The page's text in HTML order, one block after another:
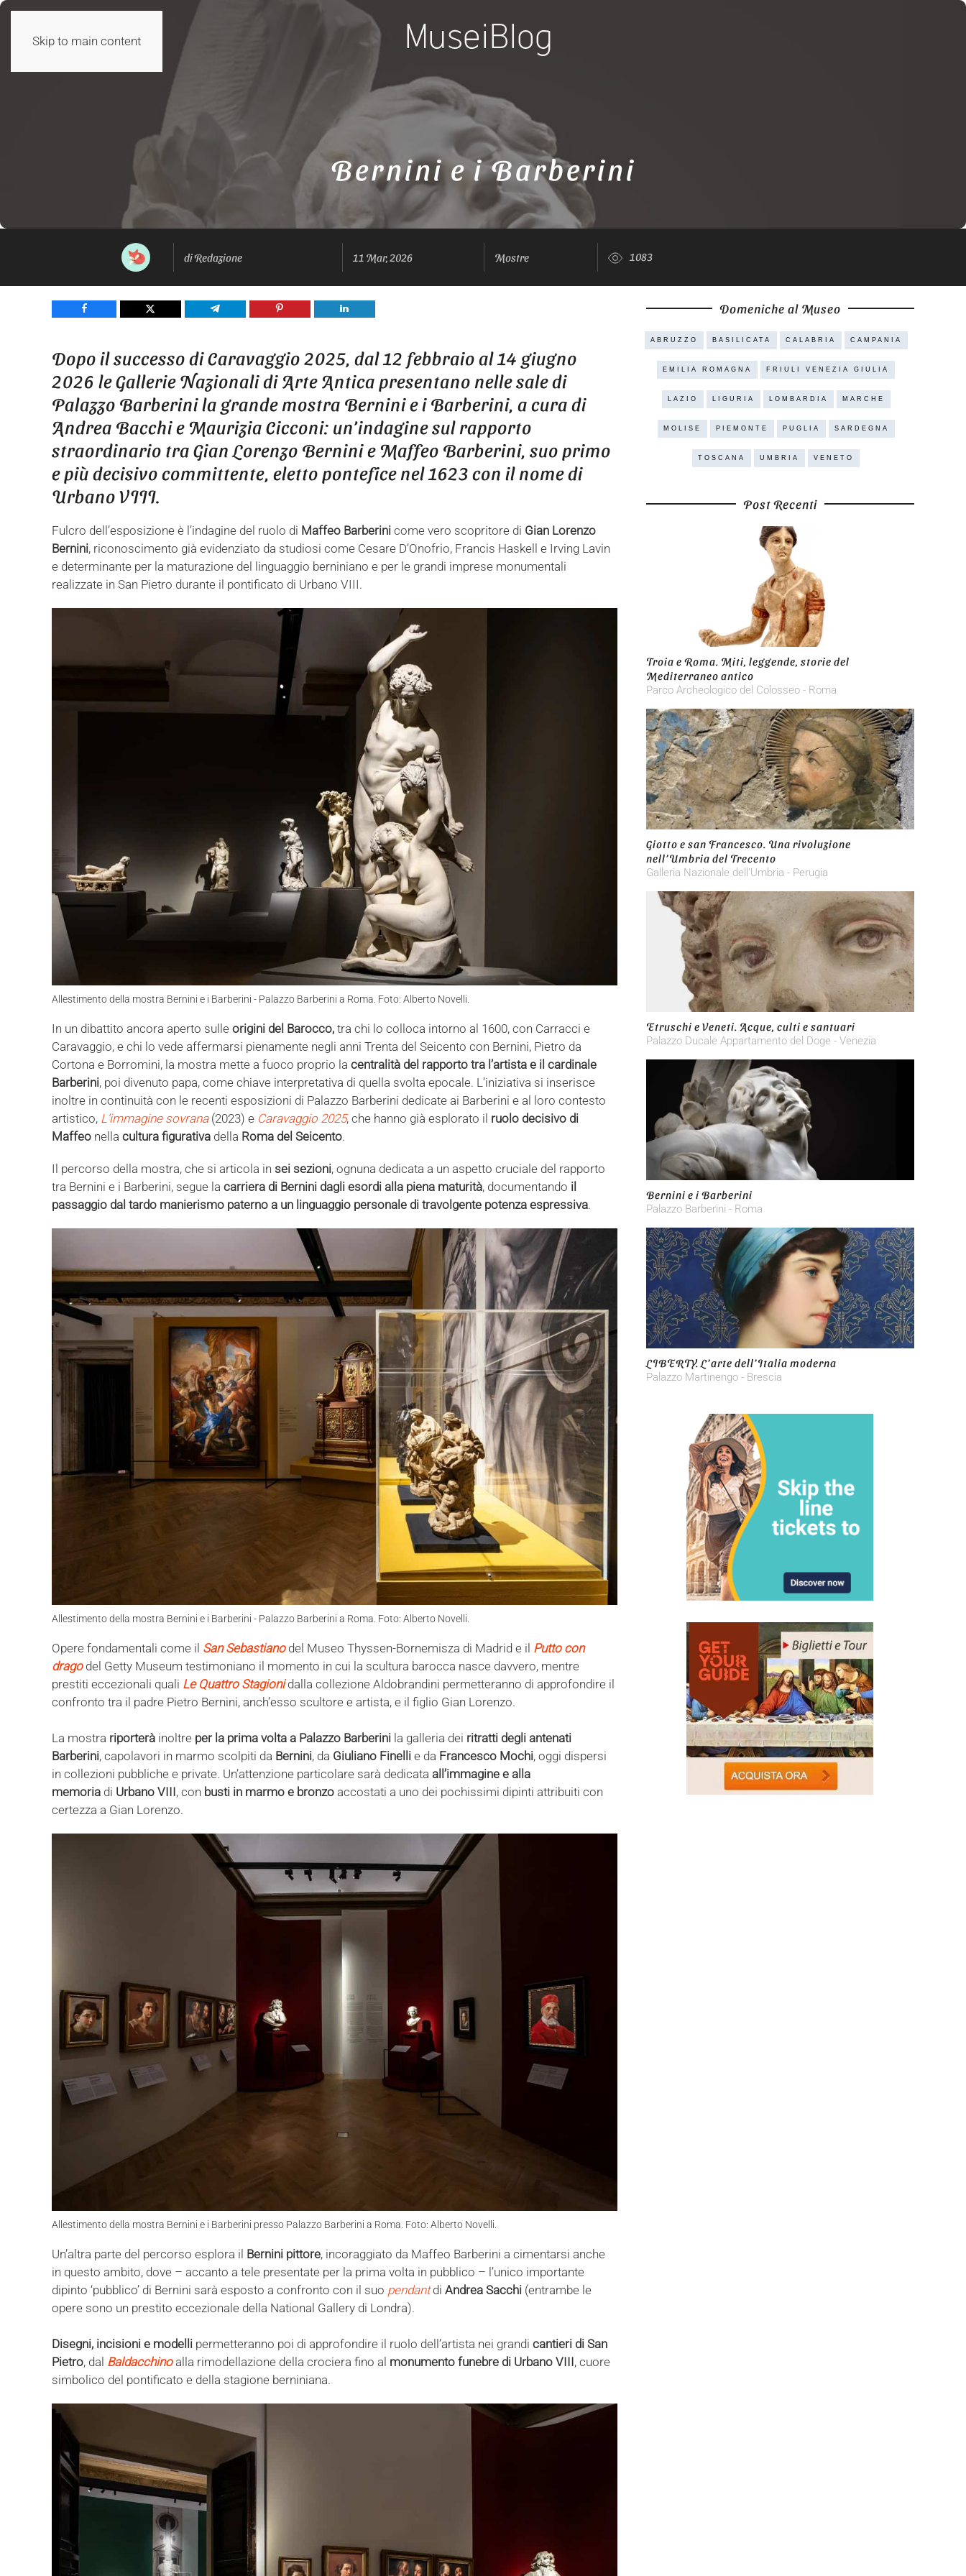
Skip to main content
Bernini e i Barberini
di Redazione 11 Mar, 2026 Mostre 1083
Dopo il successo di Caravaggio 2025, dal 12 febbraio al 14 giugno
2026 le Gallerie Nazionali di Arte Antica presentano nelle sale di
Palazzo Barberini la grande mostra Bernini e i Barberini, a cura di
Andrea Bacchi e Maurizia Cicconi: un’indagine sul rapporto
straordinario tra Gian Lorenzo Bernini e Maffeo Barberini, suo primo
e più decisivo committente, eletto pontefice nel 1623 con il nome di
Urbano VIII.
Fulcro dell’esposizione è l’indagine del ruolo di Maffeo Barberini come vero scopritore di Gian Lorenzo
Bernini, riconoscimento già evidenziato da studiosi come Cesare D’Onofrio, Francis Haskell e Irving Lavin
e determinante per la maturazione del linguaggio berniniano e per le grandi imprese monumentali
realizzate in San Pietro durante il pontificato di Urbano VIII.
Allestimento della mostra Bernini e i Barberini - Palazzo Barberini a Roma. Foto: Alberto Novelli.
In un dibattito ancora aperto sulle origini del Barocco, tra chi lo colloca intorno al 1600, con Carracci e
Caravaggio, e chi lo vede affermarsi pienamente negli anni Trenta del Seicento con Bernini, Pietro da
Cortona e Borromini, la mostra mette a fuoco proprio la centralità del rapporto tra l’artista e il cardinale
Barberini, poi divenuto papa, come chiave interpretativa di quella svolta epocale. L’iniziativa si inserisce
inoltre in continuità con le recenti esposizioni di Palazzo Barberini dedicate ai Barberini e al loro contesto
artistico, L’immagine sovrana(2023) e Caravaggio 2025, che hanno già esplorato il ruolo decisivo di
Maffeo nella cultura figurativa della Roma del Seicento.
Il percorso della mostra, che si articola in sei sezioni, ognuna dedicata a un aspetto cruciale del rapporto
tra Bernini e i Barberini, segue la carriera di Bernini dagli esordi alla piena maturità, documentando il
passaggio dal tardo manierismo paterno a un linguaggio personale di travolgente potenza espressiva.
Allestimento della mostra Bernini e i Barberini - Palazzo Barberini a Roma. Foto: Alberto Novelli.
Opere fondamentali come il San Sebastianodel Museo Thyssen-Bornemisza di Madrid e il Putto con
dragodel Getty Museum testimoniano il momento in cui la scultura barocca nasce davvero, mentre
prestiti eccezionali quali Le Quattro Stagionidalla collezione Aldobrandini permetteranno di approfondire il
confronto tra il padre Pietro Bernini, anch’esso scultore e artista, e il figlio Gian Lorenzo.
La mostra riporterà inoltre per la prima volta a Palazzo Barberini la galleria dei ritratti degli antenati
Barberini, capolavori in marmo scolpiti da Bernini, da Giuliano Finelli e da Francesco Mochi, oggi dispersi
in collezioni pubbliche e private. Un’attenzione particolare sarà dedicata all’immagine e alla
memoria di Urbano VIII, con busti in marmo e bronzo accostati a uno dei pochissimi dipinti attribuiti con
certezza a Gian Lorenzo.
Allestimento della mostra Bernini e i Barberini presso Palazzo Barberini a Roma. Foto: Alberto Novelli.
Un’altra parte del percorso esplora il Bernini pittore, incoraggiato da Maffeo Barberini a cimentarsi anche
in questo ambito, dove – accanto a tele presentate per la prima volta in pubblico – l’unico importante
dipinto ‘pubblico’ di Bernini sarà esposto a confronto con il suo pendantdi Andrea Sacchi (entrambe le
opere sono un prestito eccezionale della National Gallery di Londra).
Disegni, incisioni e modelli permetteranno poi di approfondire il ruolo dell’artista nei grandi cantieri di San
Pietro, dal Baldacchinoalla rimodellazione della crociera fino al monumento funebre di Urbano VIII, cuore
simbolico del pontificato e della stagione berniniana.
Domeniche al Museo
ABRUZZO BASILICATA CALABRIA CAMPANIA
EMILIA ROMAGNA FRIULI VENEZIA GIULIA
LAZIO LIGURIA LOMBARDIA MARCHE
MOLISE PIEMONTE PUGLIA SARDEGNA
TOSCANA UMBRIA VENETO
Post Recenti
Troia e Roma. Miti, leggende, storie del
Mediterraneo antico
Parco Archeologico del Colosseo - Roma
Giotto e san Francesco. Una rivoluzione
nell’Umbria del Trecento
Galleria Nazionale dell’Umbria - Perugia
Etruschi e Veneti. Acque, culti e santuari
Palazzo Ducale Appartamento del Doge - Venezia
Bernini e i Barberini
Palazzo Barberini - Roma
LIBERTY. L’arte dell’Italia moderna
Palazzo Martinengo - Brescia